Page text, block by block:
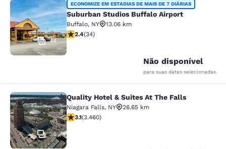
Suburban Studios Buffalo Airport
44
ECONOMIZE EM ESTADIAS DE MAIS DE 7 DIÁRIAS
Suburban Studios Buffalo Airport
Buffalo, NY
13.06 km
classificação 2.35 estrelas. Razoável. 34 avaliações
2.4(34)
Não disponível
para suas datas selecionadas
Quality Hotel & Suites At The Falls
36
Quality Hotel & Suites At The Falls
Niagara Falls, NY
26.65 km
classificação 3.13 estrelas. Bom. 3460 avaliações
3.1(3.460)